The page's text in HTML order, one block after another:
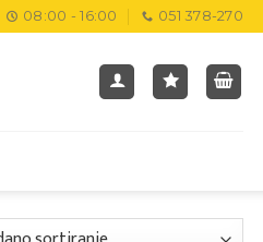
08:00 - 16:00 051 378-270